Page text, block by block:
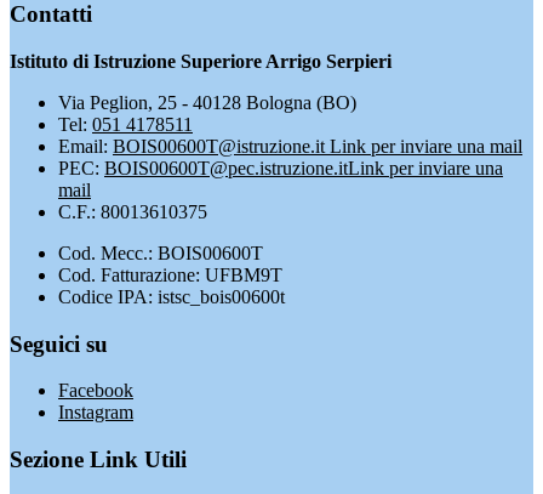
Contatti
Istituto di Istruzione Superiore Arrigo Serpieri
Via Peglion, 25 - 40128 Bologna (BO)
Tel: 051 4178511
Email: BOIS00600T@istruzione.it Link per inviare una mail
PEC: BOIS00600T@pec.istruzione.itLink per inviare una
mail
C.F.: 80013610375
Cod. Mecc.: BOIS00600T
Cod. Fatturazione: UFBM9T
Codice IPA: istsc_bois00600t
Seguici su
Facebook
Instagram
Sezione Link Utili